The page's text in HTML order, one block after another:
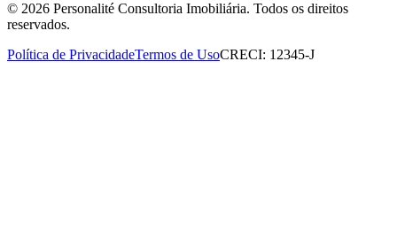
© 2026 Personalité Consultoria Imobiliária. Todos os direitos
reservados.
Política de PrivacidadeTermos de UsoCRECI: 12345-J